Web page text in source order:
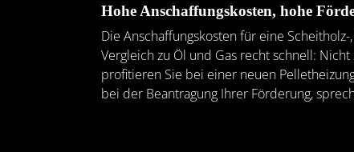
Hohe Anschaffungskosten, hohe
Die Anschaffungskosten für eine
Vergleich zu Öl und Gas recht schnell:
profitieren Sie bei einer neuen
bei der Beantragung Ihrer Förderung,